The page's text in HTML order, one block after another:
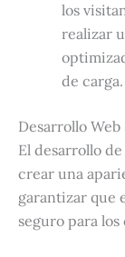
los
realizar
de carga.
Desarrollo Web
El desarrollo
crear una
garantizar que
seguro para